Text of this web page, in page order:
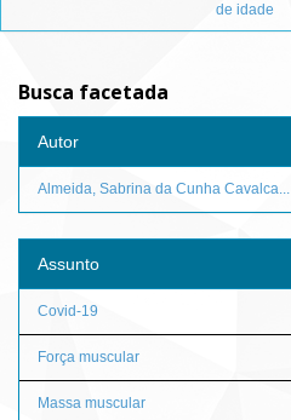
de idade
Busca facetada
Autor
Almeida, Sabrina da Cunha Cavalca...
Assunto
Covid-19
Força muscular
Massa muscular